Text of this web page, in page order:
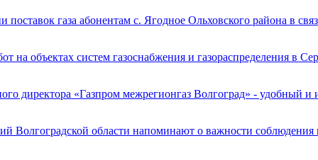
газа абонентам с. Ягодное Ольховского района в
на объектах систем газоснабжения и газораспределения в
директора «Газпром межрегионгаз Волгоград» - удобный
Волгоградской области напоминают о важности соблюдения